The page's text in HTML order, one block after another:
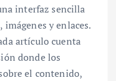
interfaz sencilla
y enlaces.
artículo cuenta
donde los
el contenido,